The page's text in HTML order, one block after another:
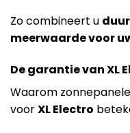
Zo combineert u
meerwaarde voor
De garantie van XL
Waarom
voorXL Electro